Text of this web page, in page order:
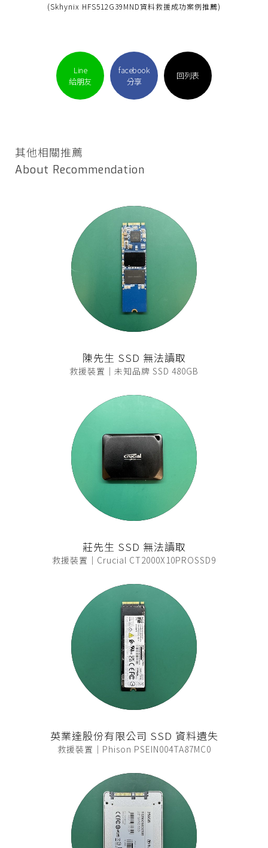
(Skhynix HFS512G39MND資料救援成功案例推薦)
Line
給朋友
facebook
分享
回列表
其他相關推薦
About Recommendation
陳先生 SSD 無法讀取
救援裝置｜未知品牌 SSD 480GB
莊先生 SSD 無法讀取
救援裝置｜Crucial CT2000X10PROSSD9
英業達股份有限公司 SSD 資料遺失
救援裝置｜Phison PSEIN004TA87MC0